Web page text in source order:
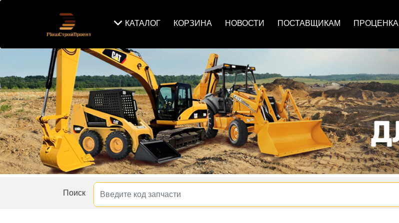
КАТАЛОГ КОРЗИНА НОВОСТИ ПОСТАВЩИКАМ ПРОЦЕНКА
Поиск